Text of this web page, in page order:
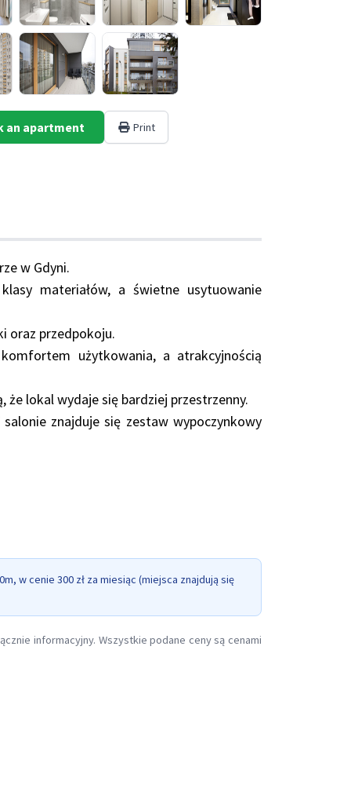
an apartment Print
w Gdyni.
materiałów, a świetne usytuowanie
oraz przedpokoju.
użytkowania, a atrakcyjnością
lokal wydaje się bardziej przestrzenny.
znajduje się zestaw wypoczynkowy
w cenie 300 zł za miesiąc (miejsca znajdują się
informacyjny. Wszystkie podane ceny są cenami